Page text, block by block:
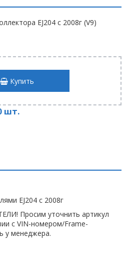
Купить
шт.
EJ204 с 2008г
Просим уточнить артикул
с VIN-номером/Frame-
у менеджера.